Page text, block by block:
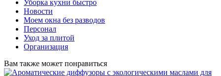
Уборка кухни быстро
Новости
Моем окна без разводов
Персонал
Уход за плитой
Организация
Вам также может понравиться